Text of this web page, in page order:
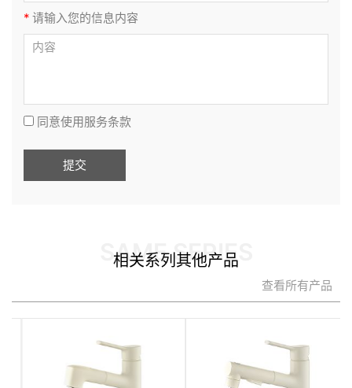
* 请输入您的信息内容
同意使用服务条款
相关系列其他产品
查看所有产品